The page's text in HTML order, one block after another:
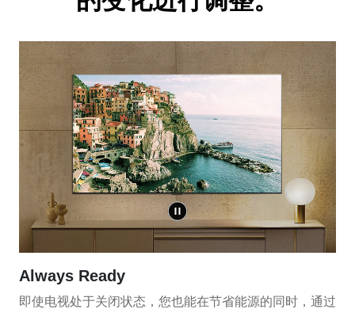
Always Ready
即使电视处于关闭状态，您也能在节省能源的同时，通过